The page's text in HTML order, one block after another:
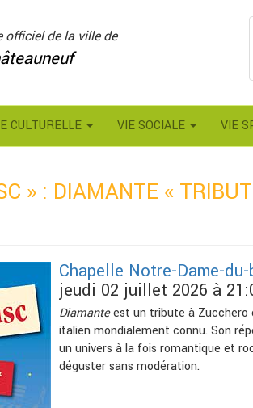
officiel de la ville de
CULTURELLE VIE SOCIALE VIE
» : DIAMANTE «
Chapelle Notre-Dame-
jeudi 02 juillet 2026 à
Diamanteest un tribute à Zucchero
italien mondialement connu. Son
un univers à la fois romantique et
déguster sans modération.